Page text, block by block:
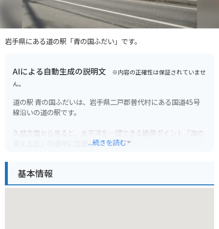
岩手県にある道の駅「青の国ふだい」です。
AIによる自動生成の説明文 ※内容の正確性は保証されていませ
ん。
道の駅 青の国ふだいは、岩手県二戸郡普代村にある国道45号
線沿いの道の駅です。
久慈方面から来ると、太平洋を一望できる絶景ポイント「海の
見える丘」の途中に位置しています。
普代村は北緯40度ライン上に位置し、ウニとアワビの養殖が盛
んな地域です。
...続きを読む
基本情報